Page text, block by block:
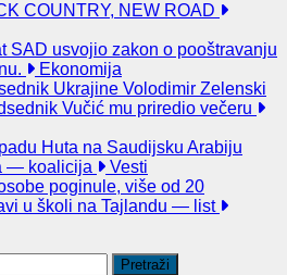
COUNTRY, NEW ROAD
SAD usvojio zakon o pooštravanju
Ekonomija
Ukrajine Volodimir Zelenski
Vučić mu priredio večeru
Huta na Saudijsku Arabiju
— koalicija
Vesti
poginule, više od 20
u školi na Tajlandu — list